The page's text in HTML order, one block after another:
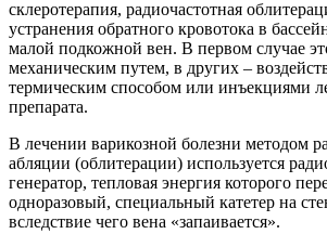
склеротерапия, радиочастотная
устранения обратного кровотока в
малой подкожной вен. В первом случае
механическим путем, в других –
термическим способом или инъекциями
препарата.
В лечении варикозной болезни методом
абляции (облитерации) используется
генератор, тепловая энергия которого
одноразовый, специальный катетер на
вследствие чего вена «запаивается».